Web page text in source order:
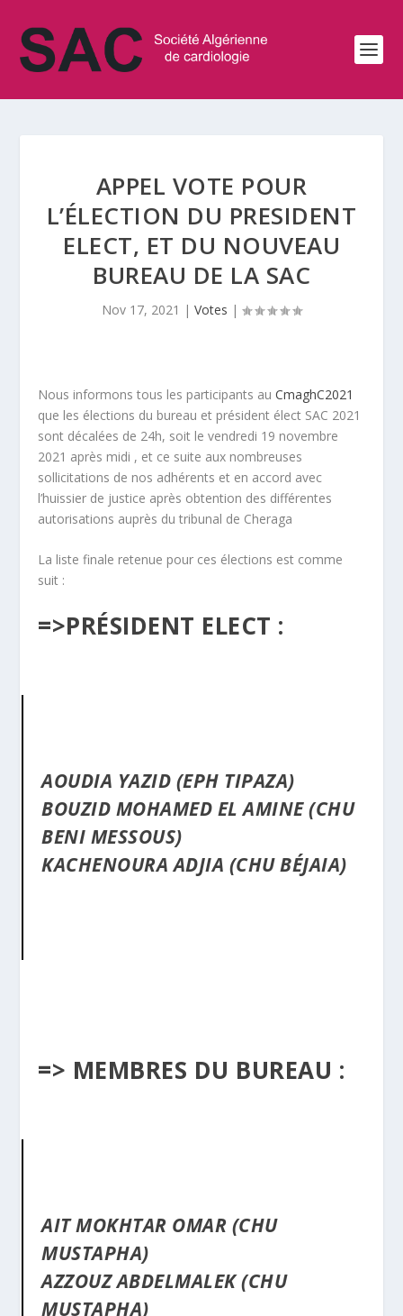
APPEL VOTE POUR
L’ÉLECTION DU PRESIDENT
ELECT, ET DU NOUVEAU
BUREAU DE LA SAC
Nov 17, 2021 | Votes |
Nous informons tous les participants auCmaghC2021
que les élections du bureau et président élect SAC 2021
sont décalées de 24h, soit le vendredi 19 novembre
2021 après midi , et ce suite aux nombreuses
sollicitations de nos adhérents et en accord avec
l’huissier de justice après obtention des différentes
autorisations auprès du tribunal de Cheraga
La liste finale retenue pour ces élections est comme
suit :
=>PRÉSIDENT ELECT :
AOUDIA YAZID (EPH TIPAZA)
BOUZID MOHAMED EL AMINE (CHU
BENI MESSOUS)
KACHENOURA ADJIA (CHU BÉJAIA)
=> MEMBRES DU BUREAU :
AIT MOKHTAR OMAR (CHU
MUSTAPHA)
AZZOUZ ABDELMALEK (CHU
MUSTAPHA)